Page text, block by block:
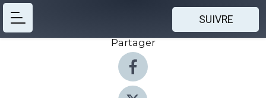
SUIVRE
Partager